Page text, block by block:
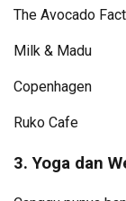
The Avocado
Milk & Madu
Copenhagen
Ruko Cafe
3. Yoga dan